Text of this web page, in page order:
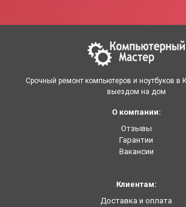
Срочный ремонт компьютеров и ноутбуков в
выездом на дом
О компании:
Отзывы
Гарантии
Вакансии
Клиентам:
Доставка и оплата